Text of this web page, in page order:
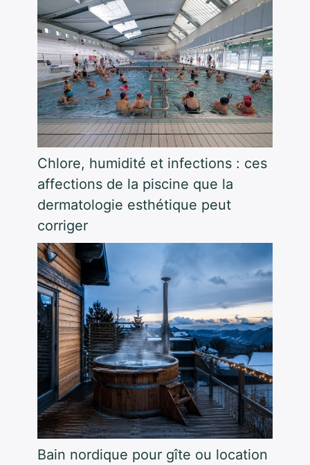
Chlore, humidité et infections : ces
affections de la piscine que la
dermatologie esthétique peut
corriger
Bain nordique pour gîte ou location